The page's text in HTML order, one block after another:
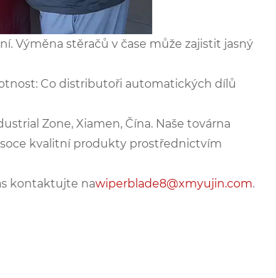
Výměna stěračů v čase může zajistit jasný
Co distributoři automatických dílů
Zone, Xiamen, Čína. Naše továrna
kvalitní produkty prostřednictvím
kontaktujte nawiperblade8@xmyujin.com.